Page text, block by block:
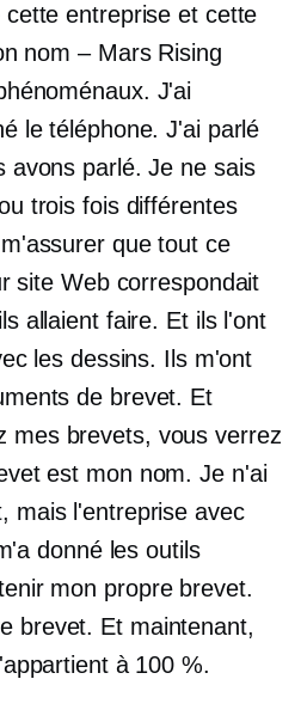
entreprise et cette
nom – Mars Rising
J'ai
le téléphone. J'ai parlé
avons parlé. Je ne sais
trois fois différentes
que tout ce
site Web correspondait
allaient faire. Et ils l'ont
les dessins. Ils m'ont
de brevet. Et
mes brevets, vous verrez
est mon nom. Je n'ai
mais l'entreprise avec
donné les outils
mon propre brevet.
brevet. Et maintenant,
à 100 %.